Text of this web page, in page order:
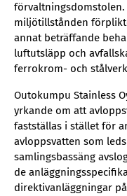
miljötillstånden
annat beträffande
luftutsläpp och
ferrokrom- och
Outokumpu Stainless
yrkande om att
fastställas i stället för
avloppsvatten som
samlingsbassäng
de
direktivanläggningar